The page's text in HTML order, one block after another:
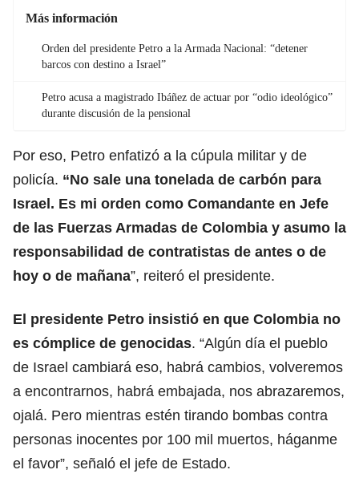
Más información
Orden del presidente Petro a la Armada Nacional: “detener
barcos con destino a Israel”
Petro acusa a magistrado Ibáñez de actuar por “odio ideológico”
durante discusión de la pensional
Por eso, Petro enfatizó a la cúpula militar y de
policía. “No sale una tonelada de carbón para
Israel. Es mi orden como Comandante en Jefe
de las Fuerzas Armadas de Colombia y asumo la
responsabilidad de contratistas de antes o de
hoy o de mañana”, reiteró el presidente.
El presidente Petro insistió en que Colombia no
es cómplice de genocidas. “Algún día el pueblo
de Israel cambiará eso, habrá cambios, volveremos
a encontrarnos, habrá embajada, nos abrazaremos,
ojalá. Pero mientras estén tirando bombas contra
personas inocentes por 100 mil muertos, háganme
el favor”, señaló el jefe de Estado.